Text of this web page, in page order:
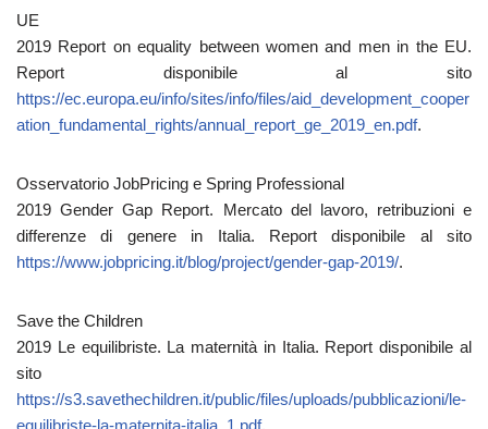
UE
2019 Report on equality between women and men in the EU.
Report disponibile al sito
https://ec.europa.eu/info/sites/info/files/aid_development_cooper
ation_fundamental_rights/annual_report_ge_2019_en.pdf.
Osservatorio JobPricing e Spring Professional
2019 Gender Gap Report. Mercato del lavoro, retribuzioni e
differenze di genere in Italia. Report disponibile al sito
https://www.jobpricing.it/blog/project/gender-gap-2019/.
Save the Children
2019 Le equilibriste. La maternità in Italia. Report disponibile al
sito
https://s3.savethechildren.it/public/files/uploads/pubblicazioni/le-
equilibriste-la-maternita-italia_1.pdf.